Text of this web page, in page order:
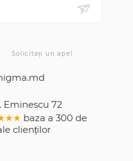
Solicitați un apel
Eminescu 72
baza a 300 de
clienților